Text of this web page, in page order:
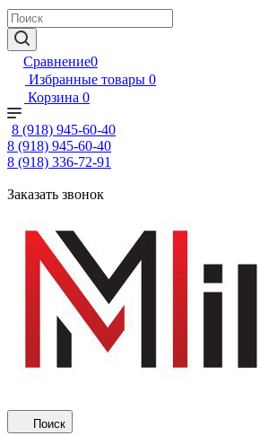
Сравнение0
Избранные товары 0
Корзина 0
8 (918) 945-60-40
8 (918) 945-60-40
8 (918) 336-72-91
Заказать звонок
Поиск